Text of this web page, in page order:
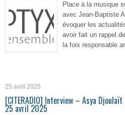
Place à la musique
avec Jean-Baptiste
évoquer les
avoir fait un rappel
la fois responsable
25 avril 2025
[CITERADIO] Interview – Asya
25 avril 2025